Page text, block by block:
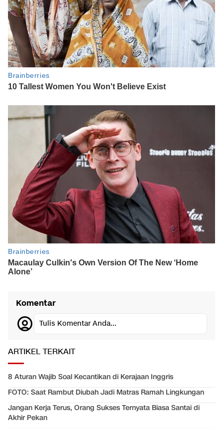
Komentar
Tulis Komentar Anda...
ARTIKEL TERKAIT
8 Aturan Wajib Soal Kecantikan di Kerajaan Inggris
FOTO: Saat Rambut Diubah Jadi Matras Ramah Lingkungan
Jangan Kerja Terus, Orang Sukses Ternyata Biasa Santai di
Akhir Pekan